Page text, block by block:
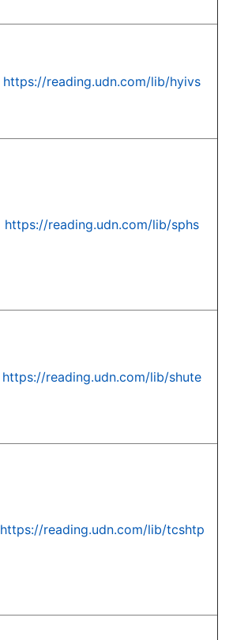
https://reading.udn.com/lib/hyivs
https://reading.udn.com/lib/sphs
https://reading.udn.com/lib/shute
https://reading.udn.com/lib/tcshtp